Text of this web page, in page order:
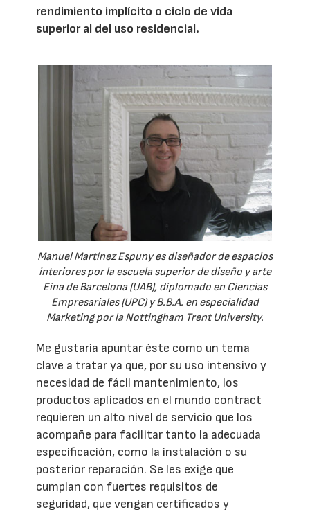
rendimiento implícito o ciclo de vida
superior al del uso residencial.
Manuel Martínez Espuny es diseñador de espacios
interiores por la escuela superior de diseño y arte
Eina de Barcelona (UAB), diplomado en Ciencias
Empresariales (UPC) y B.B.A. en especialidad
Marketing por la Nottingham Trent University.
Me gustaría apuntar éste como un tema
clave a tratar ya que, por su uso intensivo y
necesidad de fácil mantenimiento, los
productos aplicados en el mundo contract
requieren un alto nivel de servicio que los
acompañe para facilitar tanto la adecuada
especificación, como la instalación o su
posterior reparación. Se les exige que
cumplan con fuertes requisitos de
seguridad, que vengan certificados y